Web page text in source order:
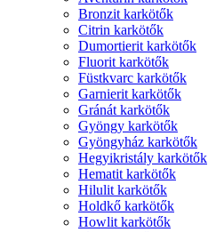
Bronzit karkötők
Citrin karkötők
Dumortierit karkötők
Fluorit karkötők
Füstkvarc karkötők
Garnierit karkötők
Gránát karkötők
Gyöngy karkötők
Gyöngyház karkötők
Hegyikristály karkötők
Hematit karkötők
Hilulit karkötők
Holdkő karkötők
Howlit karkötők